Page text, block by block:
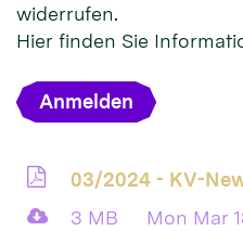
widerrufen.
Hier finden Sie
Anmelden
03/2024 - KV-
3 MB
Mon Mar